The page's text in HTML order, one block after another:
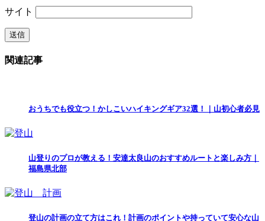
サイト
関連記事
おうちでも役立つ！かしこいハイキングギア32選！｜山初心者必見
山登りのプロが教える！安達太良山のおすすめルートと楽しみ方｜
福島県北部
登山の計画の立て方はこれ！計画のポイントや持っていて安心な山